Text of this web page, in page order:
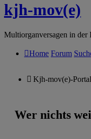
kjh-mov(e)
Multiorganversagen in der
Home Forum
Kjh-mov(e)-Portal
Wer nichts